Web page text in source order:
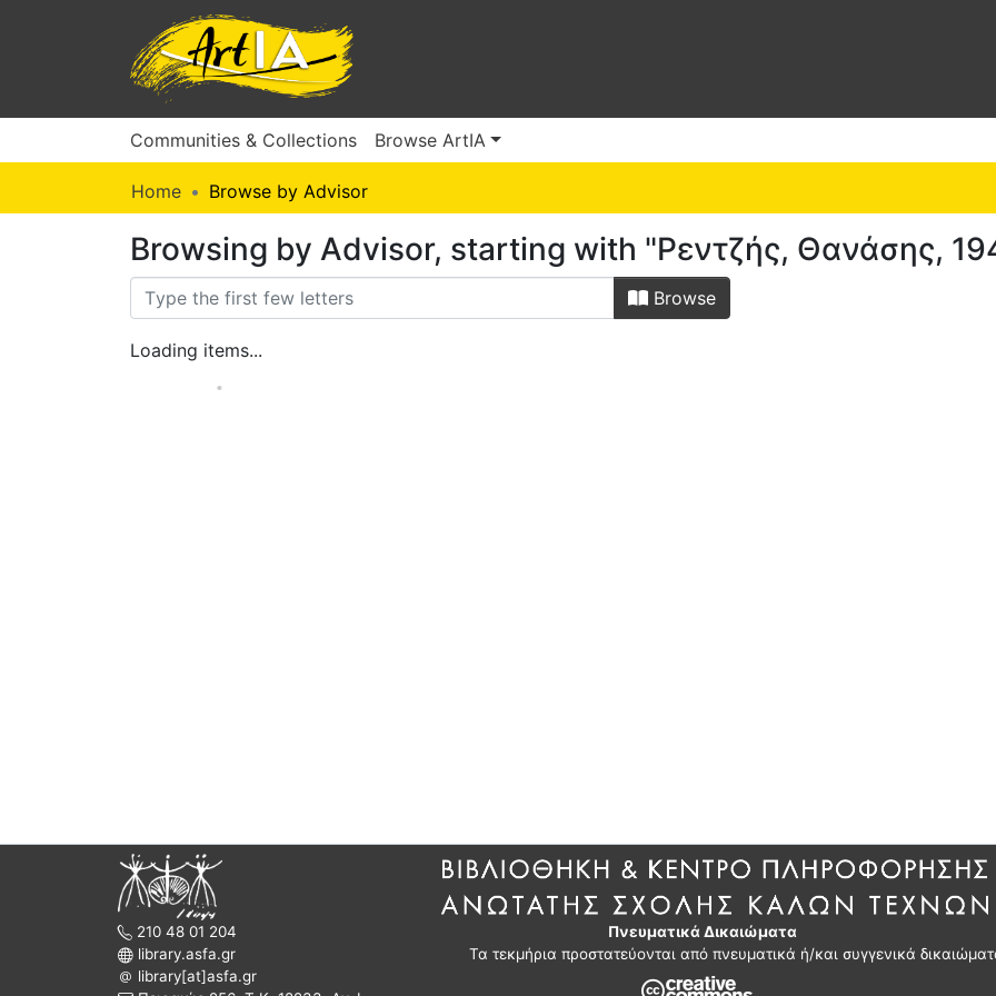
Communities & Collections Browse ArtIA
Home Browse by Advisor
Browsing by Advisor, starting with "Ρεντζής, Θανάσης,
Browse
Loading items...
210 48 01 204
library.asfa.gr
library[at]asfa.gr
Πνευματικά Δικαιώματα
Τα τεκμήρια προστατεύονται από πνευματικά ή/και συγγενικά